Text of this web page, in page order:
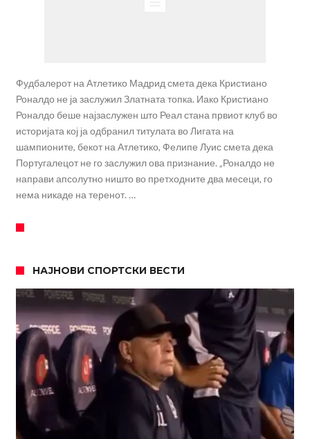
Фудбалерот на Атлетико Мадрид смета дека Кристиано
Роналдо не ја заслужил Златната топка. Иако Кристиано
Роналдо беше најзаслужен што Реал стана првиот клуб во
историјата кој ја одбранил титулата во Лигата на
шампионите, бекот на Атлетико, Фелипе Луис смета дека
Португалецот не го заслужил ова признание. „Роналдо не
направи апсолутно ништо во претходните два месеци, го
нема никаде на теренот. …
НАЈНОВИ СПОРТСКИ ВЕСТИ